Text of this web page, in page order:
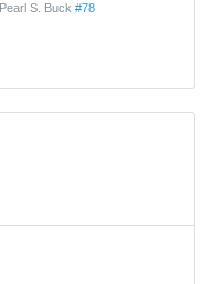
Pearl S. Buck #78